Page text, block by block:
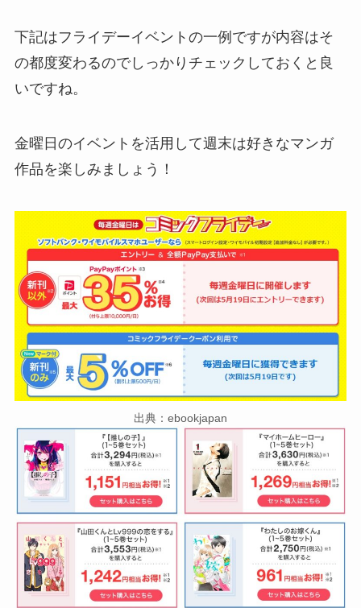
下記はフライデーイベントの一例ですが内容はそ
の都度変わるのでしっかりチェックしておくと良
いですね。
金曜日のイベントを活用して週末は好きなマンガ
作品を楽しみましょう！
出典：ebookjapan